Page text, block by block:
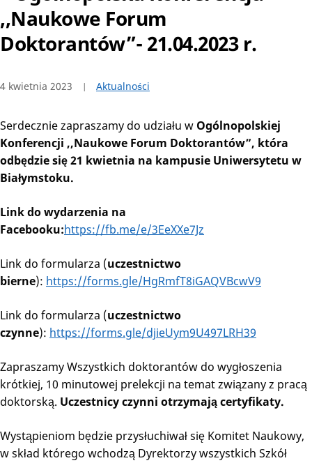
,,Naukowe Forum
Doktorantów”- 21.04.2023 r.
4 kwietnia 2023 Aktualności
Serdecznie zapraszamy do udziału w Ogólnopolskiej
Konferencji ,,Naukowe Forum Doktorantów”, która
odbędzie się 21 kwietnia na kampusie Uniwersytetu w
Białymstoku.
Link do wydarzenia na
Facebooku:https://fb.me/e/3EeXXe7Jz
Link do formularza (uczestnictwo
bierne): https://forms.gle/HgRmfT8iGAQVBcwV9
Link do formularza (uczestnictwo
czynne): https://forms.gle/djieUym9U497LRH39
Zapraszamy Wszystkich doktorantów do wygłoszenia
krótkiej, 10 minutowej prelekcji na temat związany z pracą
doktorską. Uczestnicy czynni otrzymają certyfikaty.
Wystąpieniom będzie przysłuchiwał się Komitet Naukowy,
w skład którego wchodzą Dyrektorzy wszystkich Szkół